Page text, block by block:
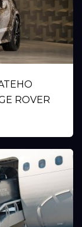
ROVER